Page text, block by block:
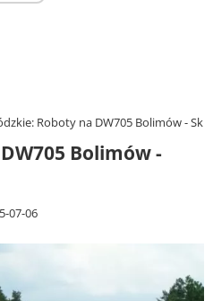
Roboty na DW705 Bolimów -
Bolimów -
07-06